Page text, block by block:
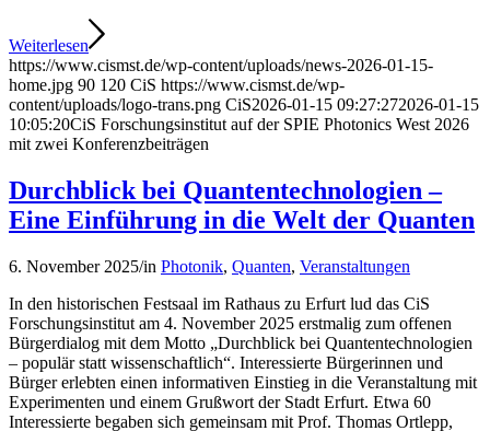
Weiterlesen
https://www.cismst.de/wp-content/uploads/news-2026-01-15-
home.jpg 90 120 CiS https://www.cismst.de/wp-
content/uploads/logo-trans.png CiS2026-01-15 09:27:272026-01-15
10:05:20CiS Forschungsinstitut auf der SPIE Photonics West 2026
mit zwei Konferenzbeiträgen
Durchblick bei Quantentechnologien –
Eine Einführung in die Welt der Quanten
6. November 2025/in Photonik, Quanten, Veranstaltungen
In den historischen Festsaal im Rathaus zu Erfurt lud das CiS
Forschungsinstitut am 4. November 2025 erstmalig zum offenen
Bürgerdialog mit dem Motto „Durchblick bei Quantentechnologien
– populär statt wissenschaftlich“. Interessierte Bürgerinnen und
Bürger erlebten einen informativen Einstieg in die Veranstaltung mit
Experimenten und einem Grußwort der Stadt Erfurt. Etwa 60
Interessierte begaben sich gemeinsam mit Prof. Thomas Ortlepp,